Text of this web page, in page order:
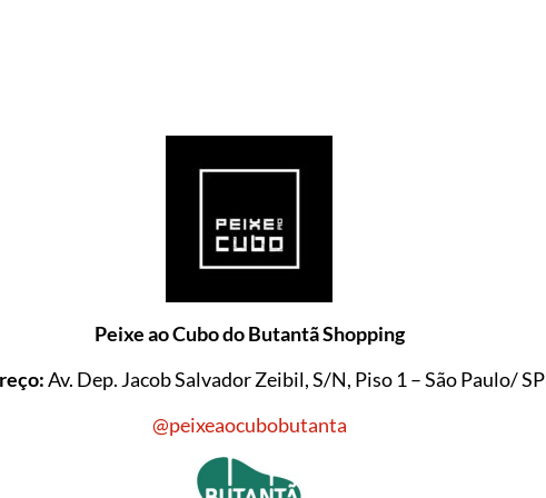
Peixe ao Cubo do Butantã Shopping
Av. Dep. Jacob Salvador Zeibil, S/N, Piso 1 – São Paulo/ SP
@peixeaocubobutanta